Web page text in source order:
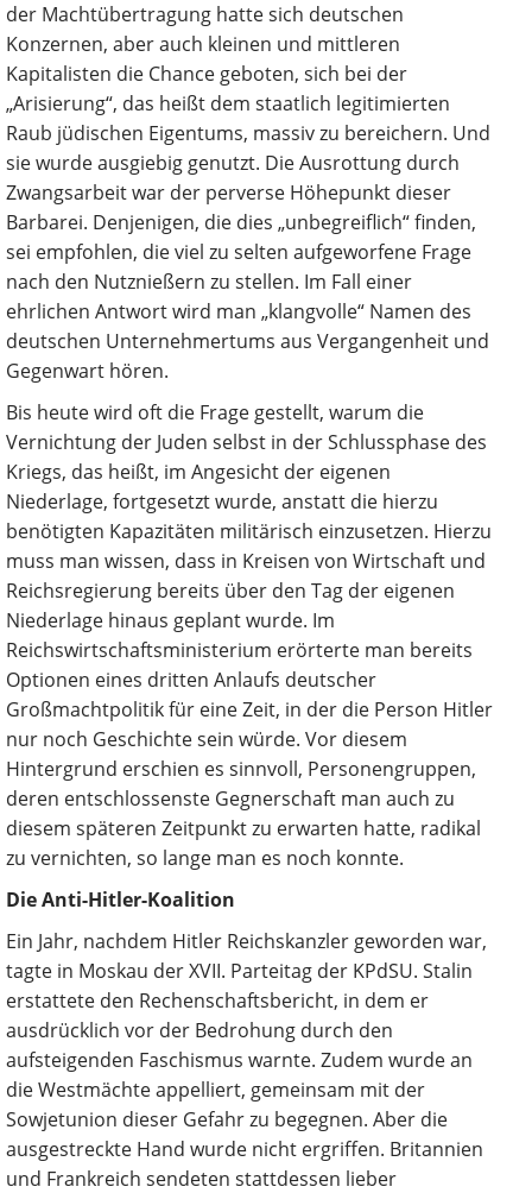
der Machtübertragung hatte sich deutschen
Konzernen, aber auch kleinen und mittleren
Kapitalisten die Chance geboten, sich bei der
„Arisierung“, das heißt dem staatlich legitimierten
Raub jüdischen Eigentums, massiv zu bereichern. Und
sie wurde ausgiebig genutzt. Die Ausrottung durch
Zwangsarbeit war der perverse Höhepunkt dieser
Barbarei. Denjenigen, die dies „unbegreiflich“ finden,
sei empfohlen, die viel zu selten aufgeworfene Frage
nach den Nutznießern zu stellen. Im Fall einer
ehrlichen Antwort wird man „klangvolle“ Namen des
deutschen Unternehmertums aus Vergangenheit und
Gegenwart hören.
Bis heute wird oft die Frage gestellt, warum die
Vernichtung der Juden selbst in der Schlussphase des
Kriegs, das heißt, im Angesicht der eigenen
Niederlage, fortgesetzt wurde, anstatt die hierzu
benötigten Kapazitäten militärisch einzusetzen. Hierzu
muss man wissen, dass in Kreisen von Wirtschaft und
Reichsregierung bereits über den Tag der eigenen
Niederlage hinaus geplant wurde. Im
Reichswirtschaftsministerium erörterte man bereits
Optionen eines dritten Anlaufs deutscher
Großmachtpolitik für eine Zeit, in der die Person Hitler
nur noch Geschichte sein würde. Vor diesem
Hintergrund erschien es sinnvoll, Personengruppen,
deren entschlossenste Gegnerschaft man auch zu
diesem späteren Zeitpunkt zu erwarten hatte, radikal
zu vernichten, so lange man es noch konnte.
Die Anti-Hitler-Koalition
Ein Jahr, nachdem Hitler Reichskanzler geworden war,
tagte in Moskau der XVII. Parteitag der KPdSU. Stalin
erstattete den Rechenschaftsbericht, in dem er
ausdrücklich vor der Bedrohung durch den
aufsteigenden Faschismus warnte. Zudem wurde an
die Westmächte appelliert, gemeinsam mit der
Sowjetunion dieser Gefahr zu begegnen. Aber die
ausgestreckte Hand wurde nicht ergriffen. Britannien
und Frankreich sendeten stattdessen lieber